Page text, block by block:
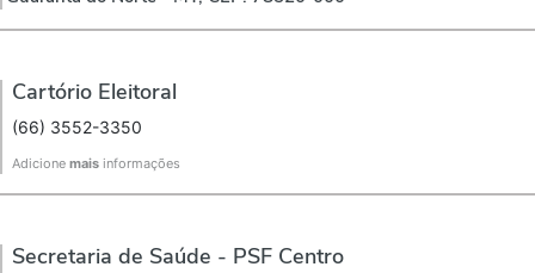
Cartório Eleitoral
(66) 3552-3350
Adicione mais informações
Secretaria de Saúde - PSF Centro